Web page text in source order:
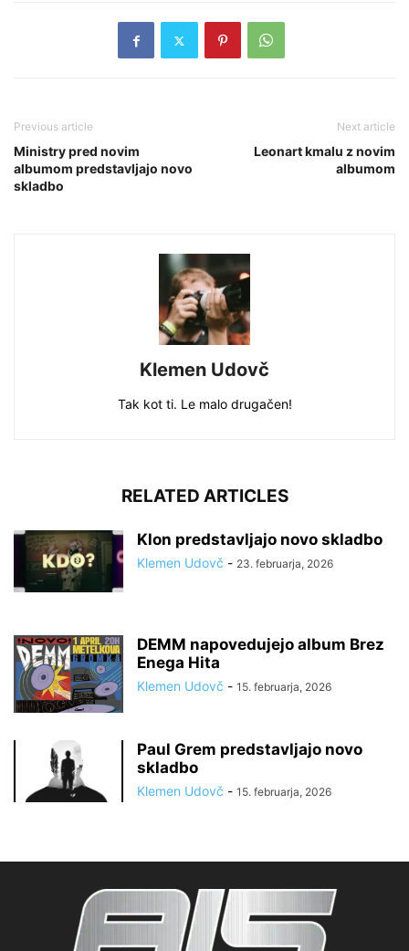
Previous article
Ministry pred novim
albumom predstavljajo novo
skladbo
Next article
Leonart kmalu z novim
albumom
Klemen Udovč
Tak kot ti. Le malo drugačen!
RELATED ARTICLES
Klon predstavljajo novo skladbo
Klemen Udovč - 23. februarja, 2026
DEMM napovedujejo album Brez
Enega Hita
Klemen Udovč - 15. februarja, 2026
Paul Grem predstavljajo novo
skladbo
Klemen Udovč - 15. februarja, 2026